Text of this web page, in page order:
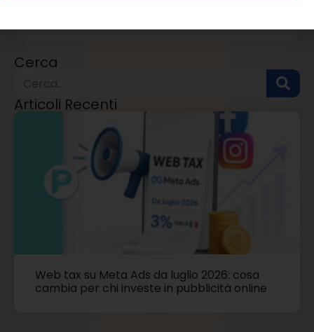
Cerca
Articoli Recenti
Web tax su Meta Ads da luglio 2026: cosa
cambia per chi investe in pubblicità online